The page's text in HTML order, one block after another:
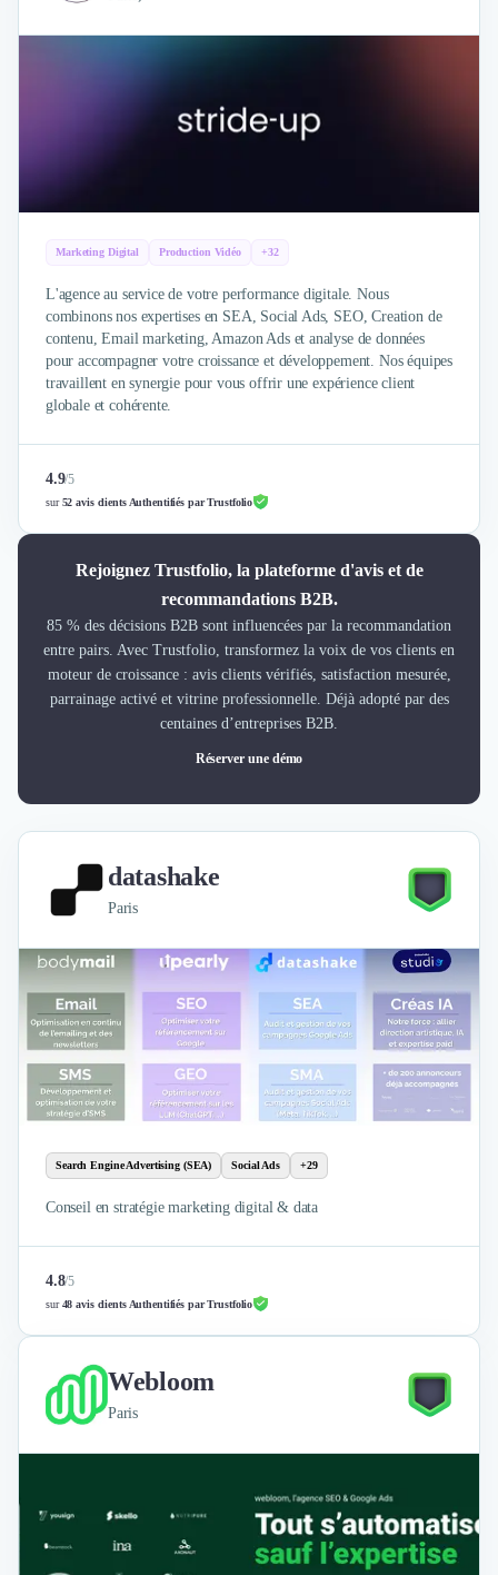
Marketing Digital Production Vidéo +32
L'agence au service de votre performance digitale. Nous
combinons nos expertises en SEA, Social Ads, SEO, Creation de
contenu, Email marketing, Amazon Ads et analyse de données
pour accompagner votre croissance et développement. Nos équipes
travaillent en synergie pour vous offrir une expérience client
globale et cohérente.
4.9/5
sur52 avis clients Authentifiés par Trustfolio
Rejoignez Trustfolio, la plateforme d'avis et de
recommandations B2B.
85 % des décisions B2B sont influencées par la recommandation
entre pairs. Avec Trustfolio, transformez la voix de vos clients en
moteur de croissance : avis clients vérifiés, satisfaction mesurée,
parrainage activé et vitrine professionnelle. Déjà adopté par des
centaines d’entreprises B2B.
Réserver une démo
datashake
Paris
Search Engine Advertising (SEA) Social Ads +29
Conseil en stratégie marketing digital & data
4.8/5
sur48 avis clients Authentifiés par Trustfolio
Webloom
Paris